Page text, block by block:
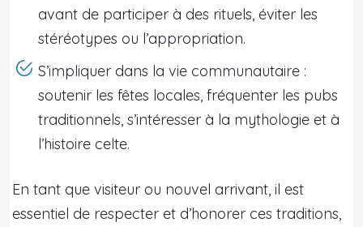
avant de participer à des rituels, éviter les
stéréotypes ou l’appropriation.
S’impliquer dans la vie communautaire :
soutenir les fêtes locales, fréquenter les pubs
traditionnels, s’intéresser à la mythologie et à
l’histoire celte.
En tant que visiteur ou nouvel arrivant, il est
essentiel de respecter et d’honorer ces traditions,